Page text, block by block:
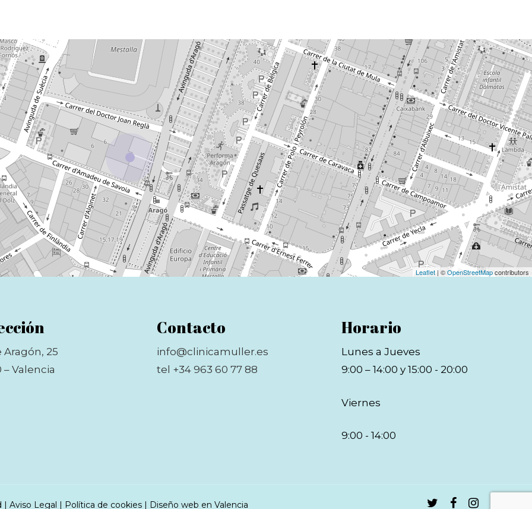
Leaflet | ©OpenStreetMapcontributors
Aragón, 25
– Valencia
Contacto
info@clinicamuller.es
tel +34 963 60 77 88
Horario
Lunes a Jueves
9:00 – 14:00 y 15:00 - 20:00
Viernes
9:00 - 14:00
Aviso Legal Política de cookies Diseño web en Valencia twitterfacebookinstagram